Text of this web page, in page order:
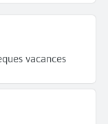
vacances